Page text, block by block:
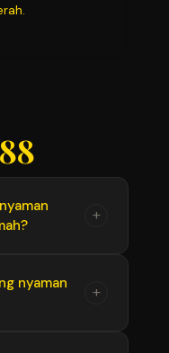
+
tubuh
yang
nyaman
+